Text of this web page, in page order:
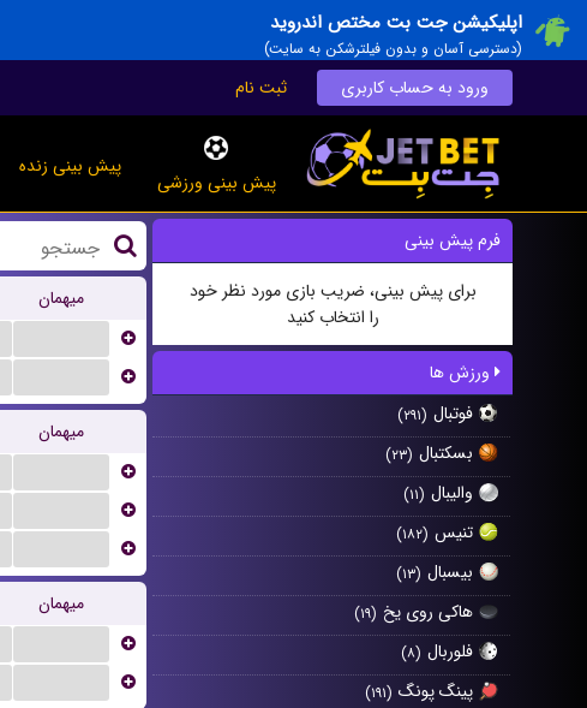
اپلیکیشن جت بت مختص اندروید
(دسترسی آسان و بدون فیلترشکن به سایت)
ورود به حساب کاربری ثبت نام
پیش بینی ورزشی
پیش بینی زنده
فرم پیش بینی
برای پیش بینی، ضریب بازی مورد نظر خود
را انتخاب کنید
ورزش ها
فوتبال (۲۹۱)
بسکتبال (۲۳)
والیبال (۱۱)
تنیس (۱۸۲)
بیسبال (۱۳)
هاکی روی یخ (۱۹)
فلوربال (۸)
پینگ پونگ (۱۹۱)
میهمان
میهمان
میهمان